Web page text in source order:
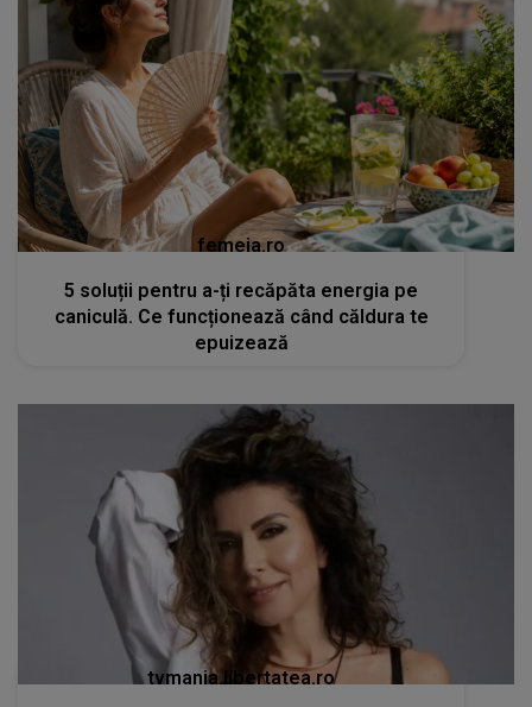
femeia.ro
5 soluții pentru a-ți recăpăta energia pe
caniculă. Ce funcționează când căldura te
epuizează
tvmania.libertatea.ro